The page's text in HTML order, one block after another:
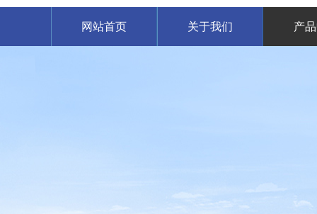
网站首页 关于我们 产